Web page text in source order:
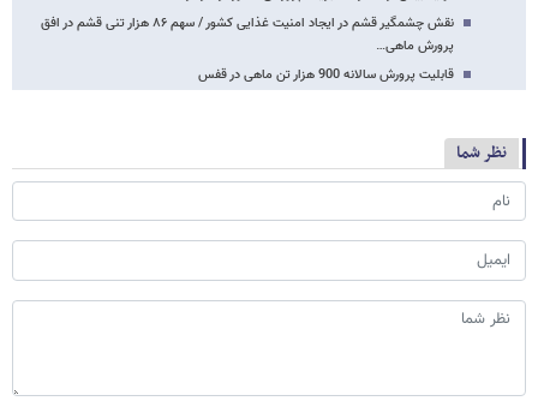
نقش چشمگیر قشم در ایجاد امنیت غذایی کشور / سهم ۸۶ هزار تنی قشم در افق
پرورش ماهی…
قابلیت پرورش سالانه 900 هزار تن ماهی در قفس
نظر شما